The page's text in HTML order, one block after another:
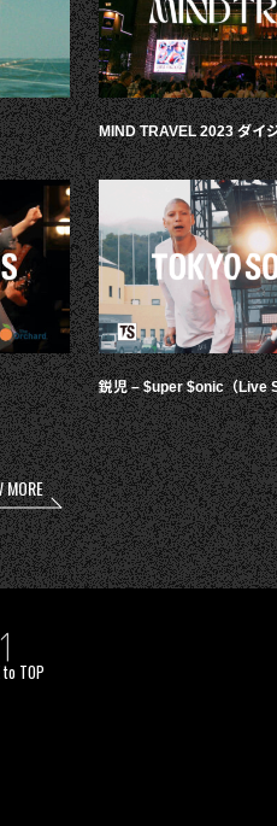
MIND TRAVEL 2023 ダイ
鋭児 – $uper $onic（Live
MORE
to TOP